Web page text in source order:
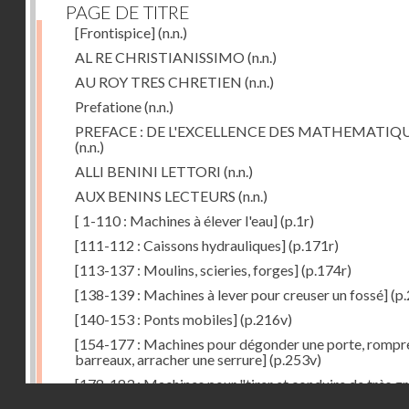
PAGE DE TITRE
[Frontispice](n.n.)
AL RE CHRISTIANISSIMO (n.n.)
AU ROY TRES CHRETIEN (n.n.)
Prefatione(n.n.)
PREFACE : DE L'EXCELLENCE DES
(n.n.)
ALLI BENINI LETTORI (n.n.)
AUX BENINS LECTEURS (n.n.)
[ 1-110 : Machines à élever l'eau](p.1r)
[111-112 : Caissons hydrauliques](p.171r)
[113-137 : Moulins, scieries, forges](p.174r)
[138-139 : Machines à lever pour creuser un fossé]
[140-153 : Ponts mobiles](p.216v)
[154-177 : Machines pour dégonder une porte,
barreaux, arracher une serrure](p.253v)
[178-183 : Machines pour "tirer et conduire de très